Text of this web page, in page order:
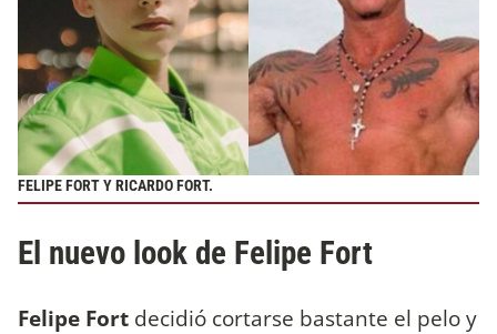
FELIPE FORT Y RICARDO FORT.
El nuevo look de Felipe Fort
Felipe Fort decidió cortarse bastante el pelo y